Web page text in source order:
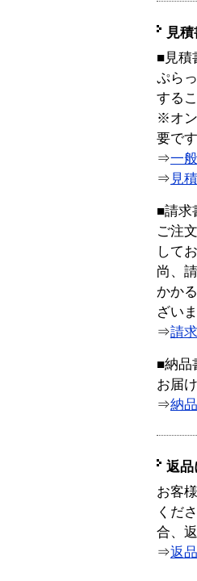
見
■見積
ぷら
する
※オン
要です
⇒一
⇒ 見
■請求
ご注
して
尚、
かか
ざいま
⇒請
■納品
お届
⇒納
返品
お客
くだ
合、
⇒返